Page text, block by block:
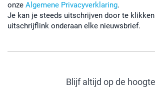
onze Algemene Privacyverklaring.
Je kan je steeds uitschrijven door te
uitschrijflink onderaan elke nieuwsbrief.
Blijf altijd op de